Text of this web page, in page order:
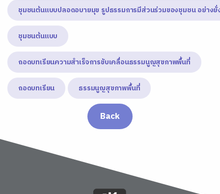
ชุมชนต้นแบบปลอดอบายมุข รูปธรรมการมีส่วนร่วมของชุมชน อย่างยั่
ชุมชนต้นแบบ
ถอดบทเรียนความสำเร็จการขับเคลื่อนธรรมนูญสุขภาพพื้นที่
ถอดบทเรียน ธรรมนูญสุขภาพพื้นที่
Back